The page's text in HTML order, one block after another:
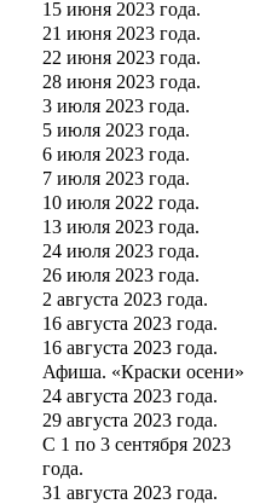
15 июня 2023 года.
21 июня 2023 года.
22 июня 2023 года.
28 июня 2023 года.
3 июля 2023 года.
5 июля 2023 года.
6 июля 2023 года.
7 июля 2023 года.
10 июля 2022 года.
13 июля 2023 года.
24 июля 2023 года.
26 июля 2023 года.
2 августа 2023 года.
16 августа 2023 года.
16 августа 2023 года.
Афиша. «Краски осени»
24 августа 2023 года.
29 августа 2023 года.
С 1 по 3 сентября 2023
года.
31 августа 2023 года.